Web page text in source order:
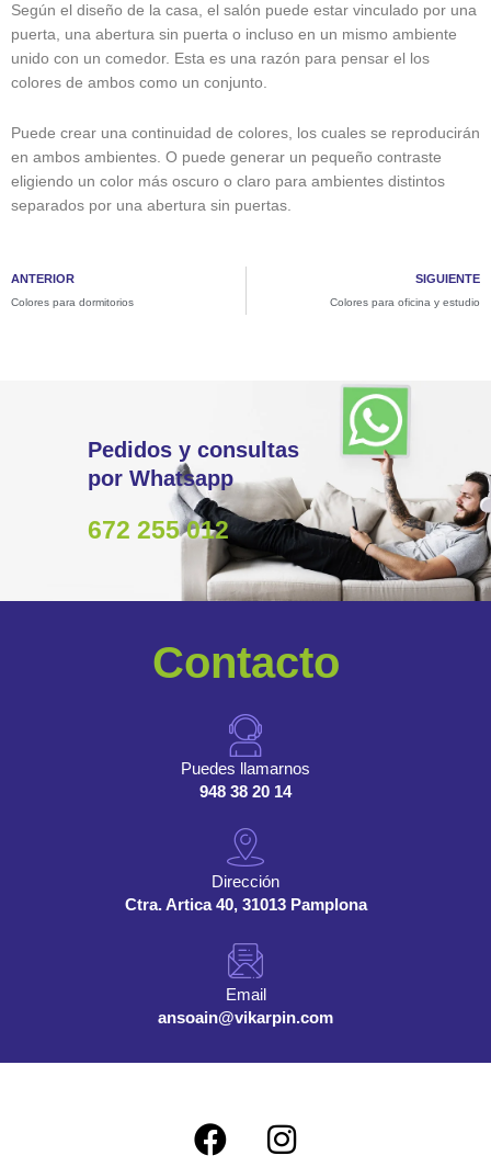
Según el diseño de la casa, el salón puede estar vinculado por una
puerta, una abertura sin puerta o incluso en un mismo ambiente
unido con un comedor. Esta es una razón para pensar el los
colores de ambos como un conjunto.
Puede crear una continuidad de colores, los cuales se reproducirán
en ambos ambientes. O puede generar un pequeño contraste
eligiendo un color más oscuro o claro para ambientes distintos
separados por una abertura sin puertas.
ANTERIOR
Colores para dormitorios
SIGUIENTE
Colores para oficina y estudio
Pedidos y consultas
por Whatsapp
672 255 012
Contacto
Puedes llamarnos
948 38 20 14
Dirección
Ctra. Artica 40, 31013 Pamplona
Email
ansoain@vikarpin.com
F
a
I
n